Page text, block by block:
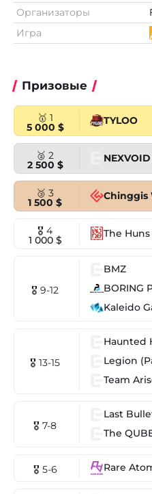
Организаторы
Игра
Призовые
🥇 1
5 000 $
TYLOO
🥈 2
2 500 $
NEXVOID
🥉 3
1 500 $
Chinggis
🎖 4
1 000 $
The
🎖 9-12
BMZ
BORING
Kaleido
🎖 13-15
Haunted
Legion
Team
🎖 7-8
Last
The
🎖 5-6 Rare